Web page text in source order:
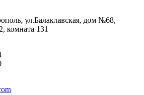
ул.Балаклавская, дом №68,
комната 131